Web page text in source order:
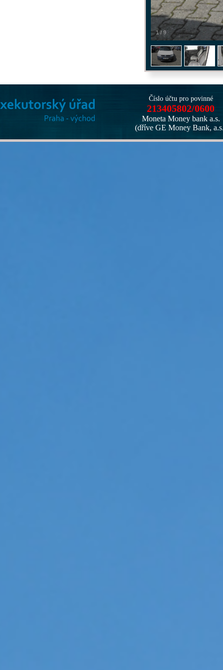
1/ 9
Číslo účtu pro povinné
213405802/0600
Moneta Money bank a.s.
(dříve GE Money Bank,